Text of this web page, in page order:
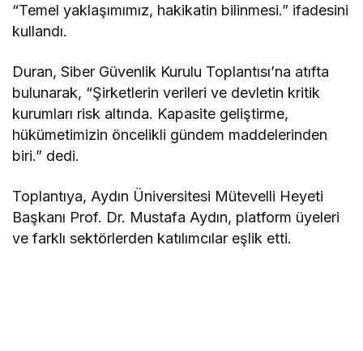
“Temel yaklaşımımız, hakikatin bilinmesi.” ifadesini
kullandı.
Duran, Siber Güvenlik Kurulu Toplantısı’na atıfta
bulunarak, “Şirketlerin verileri ve devletin kritik
kurumları risk altında. Kapasite geliştirme,
hükümetimizin öncelikli gündem maddelerinden
biri.” dedi.
Toplantıya, Aydın Üniversitesi Mütevelli Heyeti
Başkanı Prof. Dr. Mustafa Aydın, platform üyeleri
ve farklı sektörlerden katılımcılar eşlik etti.